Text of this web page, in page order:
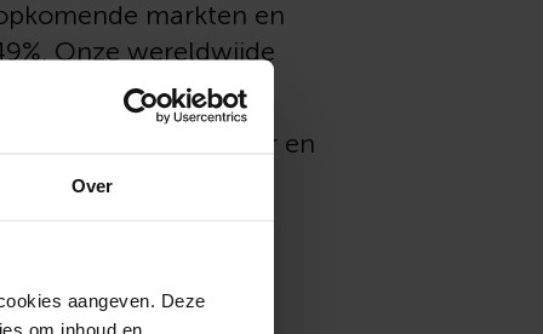
Over
aangeven. Deze
om inhoud en
markten en
Onze wereldwijde
het nog iets beter en